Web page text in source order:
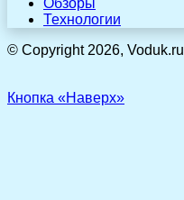
Технологии
© Copyright 2026, Voduk.ru
Кнопка «Наверх»